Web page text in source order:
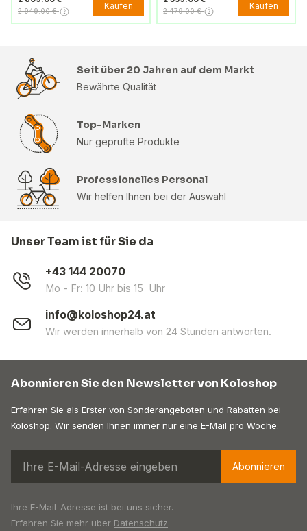
2 949.00 € Kaufen 2 479.00 € Kaufen
Seit über 20 Jahren auf dem Markt
Bewährte Qualität
Top-Marken
Nur geprüfte Produkte
Professionelles Personal
Wir helfen Ihnen bei der Auswahl
Unser Team ist für Sie da
+43 144 20070
Mo - Fr: 10 Uhr bis 15 Uhr
info@koloshop24.at
Wir werden innerhalb von 24 Stunden antworten.
Abonnieren Sie den Newsletter von Koloshop
Erfahren Sie als Erster von Sonderangeboten und Rabatten bei
Koloshop. Wir senden Ihnen immer nur eine E-Mail pro Woche.
Abonnieren
Ihre E-Mail-Adresse ist bei uns sicher.
Erfahren Sie mehr über Datenschutz.